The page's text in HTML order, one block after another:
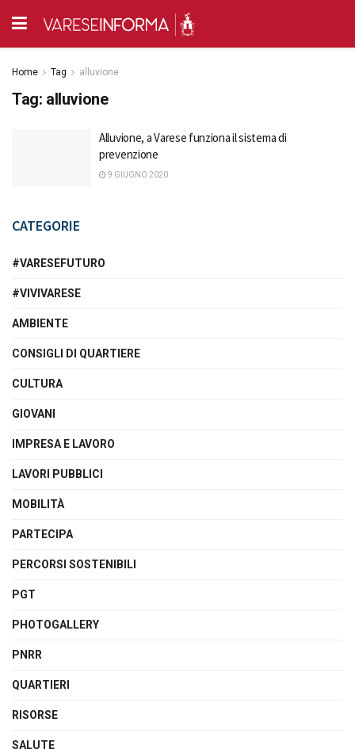
Home Tag alluvione
Tag: alluvione
Alluvione, a Varese funziona il sistema di
prevenzione
9 GIUGNO 2020
CATEGORIE
#VARESEFUTURO
#VIVIVARESE
AMBIENTE
CONSIGLI DI QUARTIERE
CULTURA
GIOVANI
IMPRESA E LAVORO
LAVORI PUBBLICI
MOBILITÀ
PARTECIPA
PERCORSI SOSTENIBILI
PGT
PHOTOGALLERY
PNRR
QUARTIERI
RISORSE
SALUTE